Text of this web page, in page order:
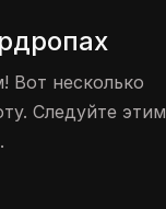
Вот несколько
Следуйте этим